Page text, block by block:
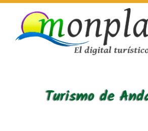
Skip
content